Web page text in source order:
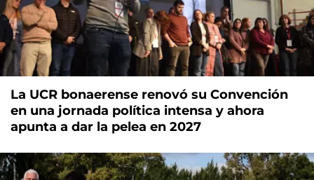
La UCR bonaerense renovó su Convención
en una jornada política intensa y ahora
apunta a dar la pelea en 2027